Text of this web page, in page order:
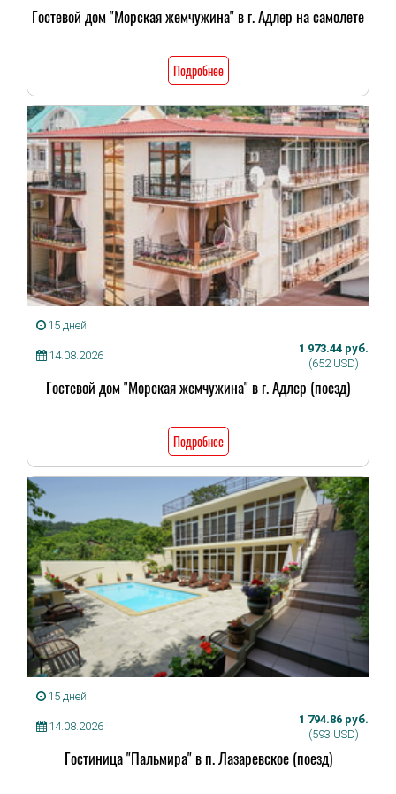
Гостевой дом "Морская жемчужина" в г. Адлер на самолете
Подробнее
15 дней
14.08.2026
1 973.44 руб.
(652 USD)
Гостевой дом "Морская жемчужина" в г. Адлер (поезд)
Подробнее
15 дней
14.08.2026
1 794.86 руб.
(593 USD)
Гостиница "Пальмира" в п. Лазаревское (поезд)